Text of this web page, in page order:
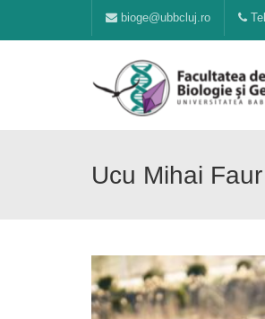
bioge@ubbcluj.ro
Ucu Mihai Faur